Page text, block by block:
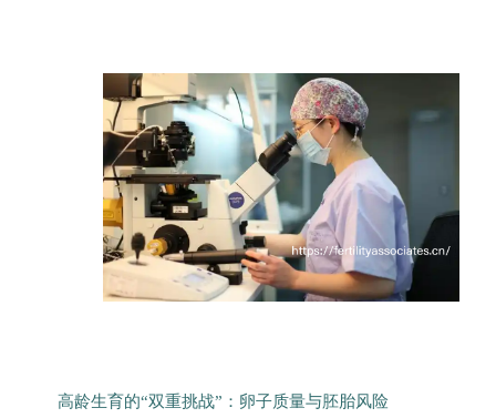
高龄生育的“双重挑战”：卵子质量与胚胎风险